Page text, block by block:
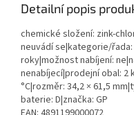
Detailní popis
chemické složení: zink-
neuvádí se|kategorie/
roky|možnost nabíjení:
nenabíjecí|prodejní obal: 2
°C|rozměr: 34,2 × 61,5
baterie: D|značka: GP